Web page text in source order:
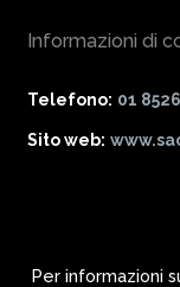
Informazioni di
Telefono: 01
Sito web:
Per informazioni